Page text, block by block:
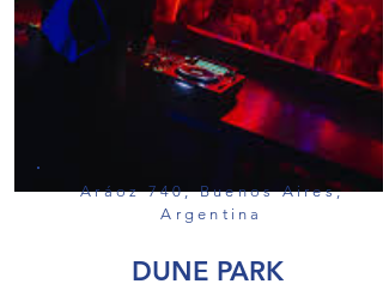
Aráoz 740, Buenos Aires,
Argentina
DUNE PARK